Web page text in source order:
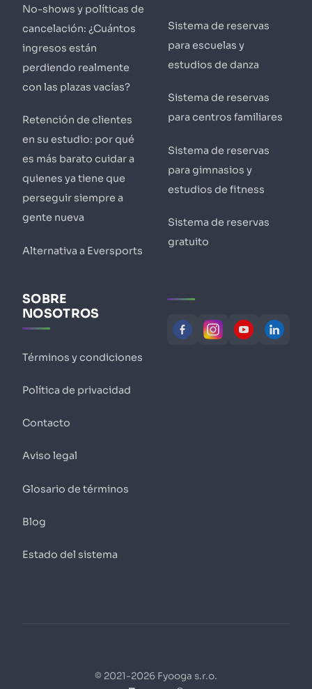
No-shows y políticas de
cancelación: ¿Cuántos
ingresos están
perdiendo realmente
con las plazas vacías?
Retención de clientes
en su estudio: por qué
es más barato cuidar a
quienes ya tiene que
perseguir siempre a
gente nueva
Alternativa a Eversports
Sistema de reservas
para escuelas y
estudios de danza
Sistema de reservas
para centros familiares
Sistema de reservas
para gimnasios y
estudios de fitness
Sistema de reservas
gratuito
SOBRE
NOSOTROS
Términos y condiciones
Política de privacidad
Contacto
Aviso legal
Glosario de términos
Blog
Estado del sistema
© 2021-2026 Fyooga s.r.o.